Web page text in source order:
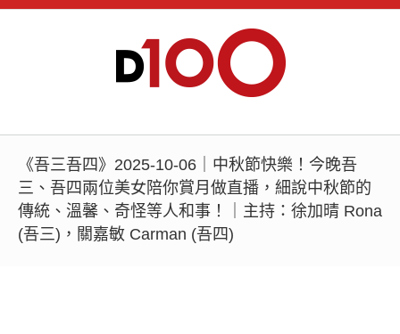
《吾三吾四》2025-10-06｜中秋節快樂！今晚吾
三、吾四兩位美女陪你賞月做直播，細說中秋節的
傳統、溫馨、奇怪等人和事！｜主持：徐加晴 Rona
(吾三)，關嘉敏 Carman (吾四)